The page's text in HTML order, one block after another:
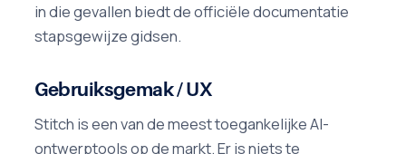
in die gevallen biedt de officiële documentatie
stapsgewijze gidsen.
Gebruiksgemak / UX
Stitch is een van de meest toegankelijke AI-
ontwerptools op de markt. Er is niets te